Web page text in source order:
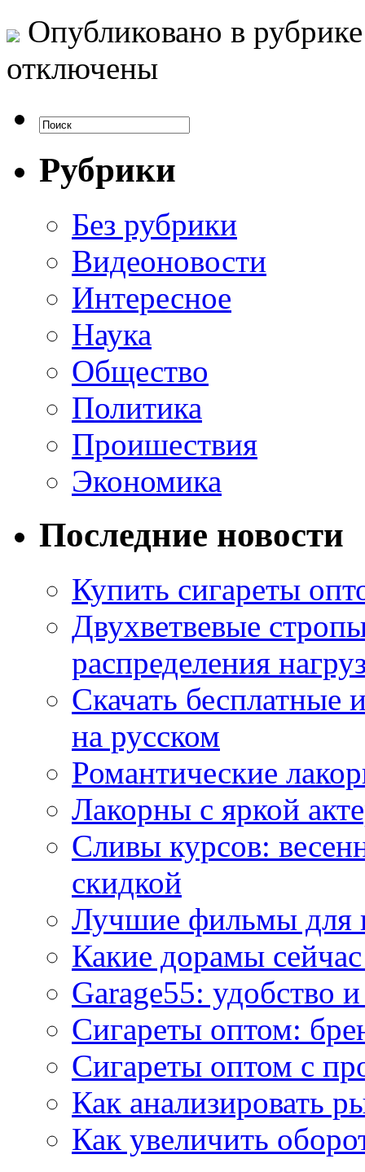
Опубликовано в
отключены
Рубрики
Без рубрики
Видеоновости
Интересное
Наука
Общество
Политика
Проишествия
Экономика
Последние новости
Купить сигареты
Двухветвевые
распределения
Скачать
на русском
Романтические
Лакорны с яркой
Сливы курсов:
скидкой
Лучшие фильмы для
Какие дорамы
Garage55: удобство
Сигареты оптом:
Сигареты оптом с
Как анализировать
Как увеличить